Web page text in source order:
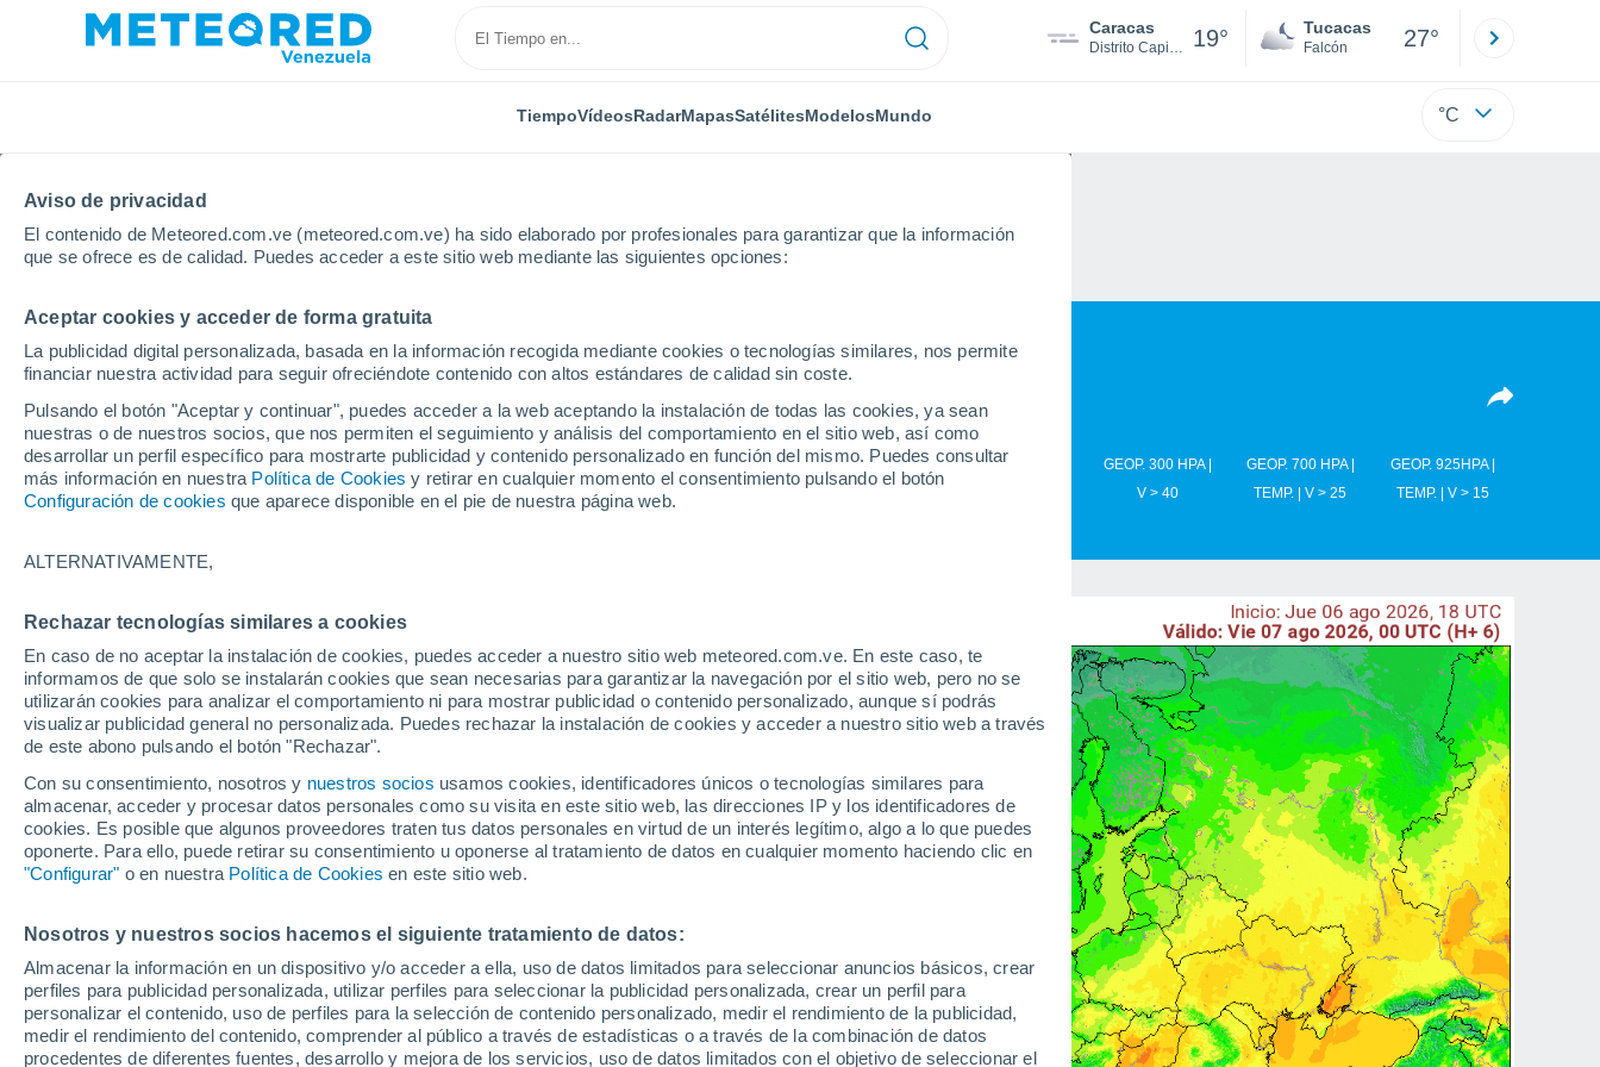
Aviso de privacidad
El contenido de Meteored.com.ve (meteored.com.ve) ha sido elaborado por profesionales para garantizar que la información
que se ofrece es de calidad. Puedes acceder a este sitio web mediante las siguientes opciones:
Aceptar cookies y acceder de forma gratuita
La publicidad digital personalizada, basada en la información recogida mediante cookies o tecnologías similares, nos permite
financiar nuestra actividad para seguir ofreciéndote contenido con altos estándares de calidad sin coste.
Pulsando el botón "Aceptar y continuar", puedes acceder a la web aceptando la instalación de todas las cookies, ya sean
nuestras o de nuestros socios, que nos permiten el seguimiento y análisis del comportamiento en el sitio web, así como
desarrollar un perfil específico para mostrarte publicidad y contenido personalizado en función del mismo. Puedes consultar
más información en nuestra Política de Cookies y retirar en cualquier momento el consentimiento pulsando el botón
Configuración de cookies que aparece disponible en el pie de nuestra página web.
ALTERNATIVAMENTE,
Rechazar tecnologías similares a cookies
En caso de no aceptar la instalación de cookies, puedes acceder a nuestro sitio web meteored.com.ve. En este caso, te
informamos de que solo se instalarán cookies que sean necesarias para garantizar la navegación por el sitio web, pero no se
utilizarán cookies para analizar el comportamiento ni para mostrar publicidad o contenido personalizado, aunque sí podrás
visualizar publicidad general no personalizada. Puedes rechazar la instalación de cookies y acceder a nuestro sitio web a través
de este abono pulsando el botón "Rechazar".
Con su consentimiento, nosotros y nuestros socios usamos cookies, identificadores únicos o tecnologías similares para
almacenar, acceder y procesar datos personales como su visita en este sitio web, las direcciones IP y los identificadores de
cookies. Es posible que algunos proveedores traten tus datos personales en virtud de un interés legítimo, algo a lo que puedes
oponerte. Para ello, puede retirar su consentimiento u oponerse al tratamiento de datos en cualquier momento haciendo clic en
"Configurar" o en nuestra Política de Cookies en este sitio web.
Nosotros y nuestros socios hacemos el siguiente tratamiento de datos:
Almacenar la información en un dispositivo y/o acceder a ella, uso de datos limitados para seleccionar anuncios básicos, crear
perfiles para publicidad personalizada, utilizar perfiles para seleccionar la publicidad personalizada, crear un perfil para
personalizar el contenido, uso de perfiles para la selección de contenido personalizado, medir el rendimiento de la publicidad,
medir el rendimiento del contenido, comprender al público a través de estadísticas o a través de la combinación de datos
procedentes de diferentes fuentes, desarrollo y mejora de los servicios, uso de datos limitados con el objetivo de seleccionar el
Caracas
Distrito Capital 19° Tucacas
Falcón 27°
TiempoVídeosRadarMapasSatélitesModelosMundo °C
Inicio Modelos Modelos Austria - ECMWF Europa
Modelos de predicción numérica
PRES. | V > 10 |
NUB. | PREC. 6H |
PRECIPITACIÓN
ACUMULADA
NIEVE
ACUMULADA
TEMPERATU
RA 2M
GEOP. 850 HPA |
GEOP. 500 HPA |
VIENTO 10M |
GEOP. 300 HPA |
V > 40
GEOP. 700 HPA |
TEMP. | V > 25
GEOP. 925HPA |
TEMP. | V > 15
Austria
ECMWF
GFS
ECMWF Europa
GFS Europa